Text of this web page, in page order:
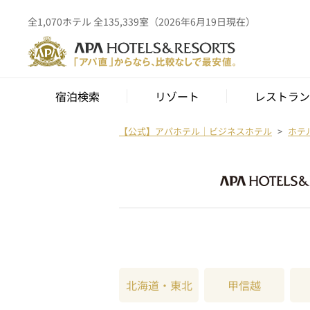
全1,070ホテル 全135,339室（2026年6月19日現在）
宿泊検索 リゾート レストラ
【公式】アパホテル｜ビジネスホテル ホテ
北海道・東北 甲信越